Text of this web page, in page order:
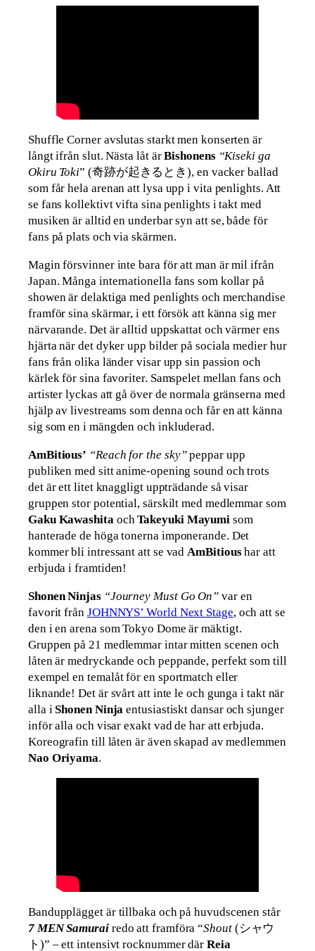
Shuffle Corner avslutas starkt men konserten är
långt ifrån slut. Nästa låt ärBishonens“Kiseki ga
Okiru Toki” (奇跡が起きるとき), en vacker ballad
som får hela arenan att lysa upp i vita penlights. Att
se fans kollektivt vifta sina penlights i takt med
musiken är alltid en underbar syn att se, både för
fans på plats och via skärmen.
Magin försvinner inte bara för att man är mil ifrån
Japan. Många internationella fans som kollar på
showen är delaktiga med penlights och merchandise
framför sina skärmar, i ett försök att känna sig mer
närvarande. Det är alltid uppskattat och värmer ens
hjärta när det dyker upp bilder på sociala medier hur
fans från olika länder visar upp sin passion och
kärlek för sina favoriter. Samspelet mellan fans och
artister lyckas att gå över de normala gränserna med
hjälp av livestreams som denna och får en att känna
sig som en i mängden och inkluderad.
AmBitious’ “Reach for the sky”peppar upp
publiken med sitt anime-opening sound och trots
det är ett litet knaggligt uppträdande så visar
gruppen stor potential, särskilt med medlemmar som
Gaku Kawashita ochTakeyuki Mayumi som
hanterade de höga tonerna imponerande. Det
kommer bli intressant att se vadAmBitious har att
erbjuda i framtiden!
Shonen Ninjas“Journey Must Go On” var en
favorit från JOHNNYS’ World Next Stage, och att se
den i en arena som Tokyo Dome är mäktigt.
Gruppen på 21 medlemmar intar mitten scenen och
låten är medryckande och peppande, perfekt som till
exempel en temalåt för en sportmatch eller
liknande! Det är svårt att inte le och gunga i takt när
alla iShonen Ninjaentusiastiskt dansar och sjunger
inför alla och visar exakt vad de har att erbjuda.
Koreografin till låten är även skapad av medlemmen
Nao Oriyama.
Bandupplägget är tillbaka och på huvudscenen står
7 MEN Samurairedo att framföra “Shout (シャウ
ト)” – ett intensivt rocknummer därReia